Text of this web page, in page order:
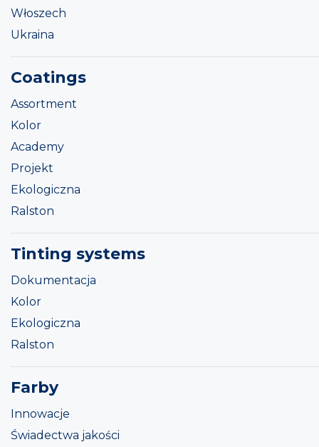
Włoszech
Ukraina
Coatings
Assortment
Kolor
Academy
Projekt
Ekologiczna
Ralston
Tinting systems
Dokumentacja
Kolor
Ekologiczna
Ralston
Farby
Innowacje
Świadectwa jakości